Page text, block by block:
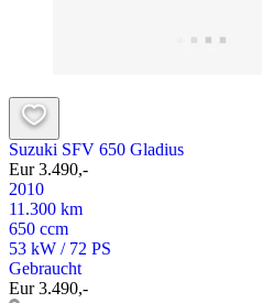
Suzuki SFV 650 Gladius
Eur 3.490,-
2010
11.300 km
650 ccm
53 kW / 72 PS
Gebraucht
Eur 3.490,-